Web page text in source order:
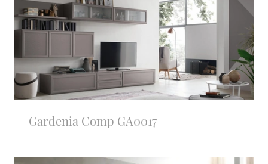
Gardenia Comp GA0017